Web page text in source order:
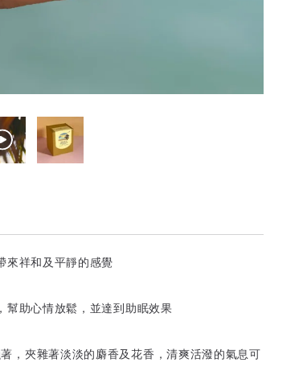
來祥和及平靜的感覺
幫助心情放鬆，並達到助眠效果
，夾雜著淡淡的麝香及花香，清爽活潑的氣息可